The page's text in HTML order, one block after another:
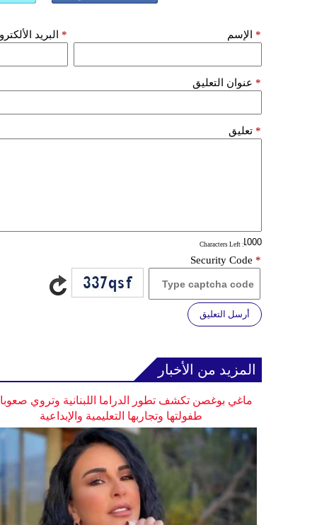
الإسم * البريد *
عنوان التعليق *
تعليق *
: Characters Left
Security Code *
أرسل التعليق
المزيد من الأخبار
ماغي بوغصن تكشف تطور الدراما اللبنانية وتروي
طفولتها وتجاربها التعليمية والإبداعية